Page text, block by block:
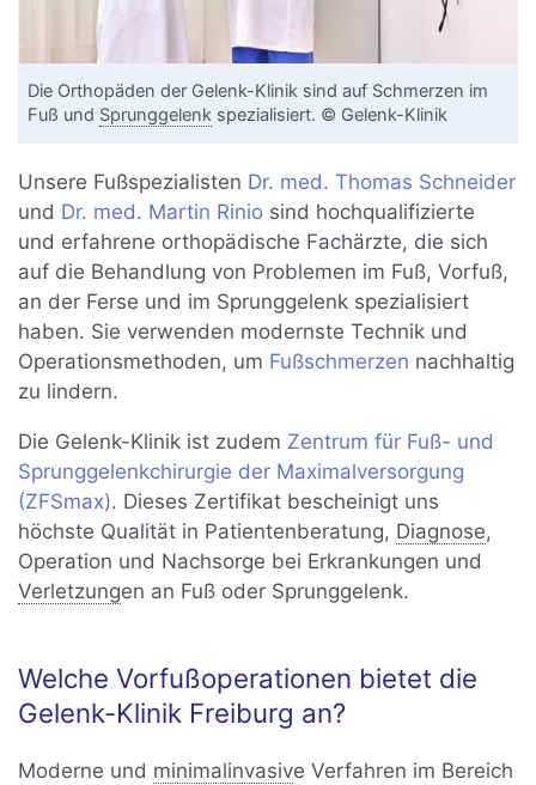
Die Orthopäden der Gelenk-Klinik sind auf Schmerzen im
Fuß und Sprunggelenk spezialisiert. © Gelenk-Klinik
Unsere Fußspezialisten Dr. med. Thomas Schneider
und Dr. med. Martin Rinio sind hochqualifizierte
und erfahrene orthopädische Fachärzte, die sich
auf die Behandlung von Problemen im Fuß, Vorfuß,
an der Ferse und im Sprunggelenk spezialisiert
haben. Sie verwenden modernste Technik und
Operationsmethoden, um Fußschmerzen nachhaltig
zu lindern.
Die Gelenk-Klinik ist zudem Zentrum für Fuß- und
Sprunggelenkchirurgie der Maximalversorgung
(ZFSmax). Dieses Zertifikat bescheinigt uns
höchste Qualität in Patientenberatung, Diagnose,
Operation und Nachsorge bei Erkrankungen und
Verletzungen an Fuß oder Sprunggelenk.
Welche Vorfußoperationen bietet die
Gelenk-Klinik Freiburg an?
Moderne und minimalinvasive Verfahren im Bereich